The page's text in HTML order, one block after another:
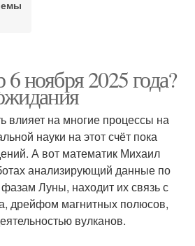
ноября 2025 года?
влияет на многие процессы на
науки на этот счёт пока
А вот математик Михаил
анализирующий данные по
Луны, находит их связь с
дрейфом магнитных полюсов,
вулканов.